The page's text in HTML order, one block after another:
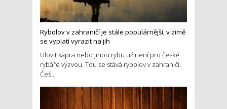
Rybolov v zahraničí je stále populárnější, v zimě
se vyplatí vyrazit na jih
Ulovit kapra nebo jinou rybu už není pro české
rybáře výzvou. Tou se stává rybolov v zahraničí.
Češ...